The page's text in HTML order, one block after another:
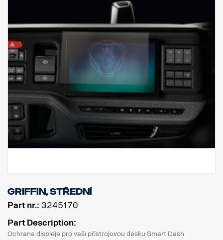
Griffin, střední
Part nr.: 3245170
Part Description:
Ochrana displeje pro vaši přístrojovou desku Smart Dash